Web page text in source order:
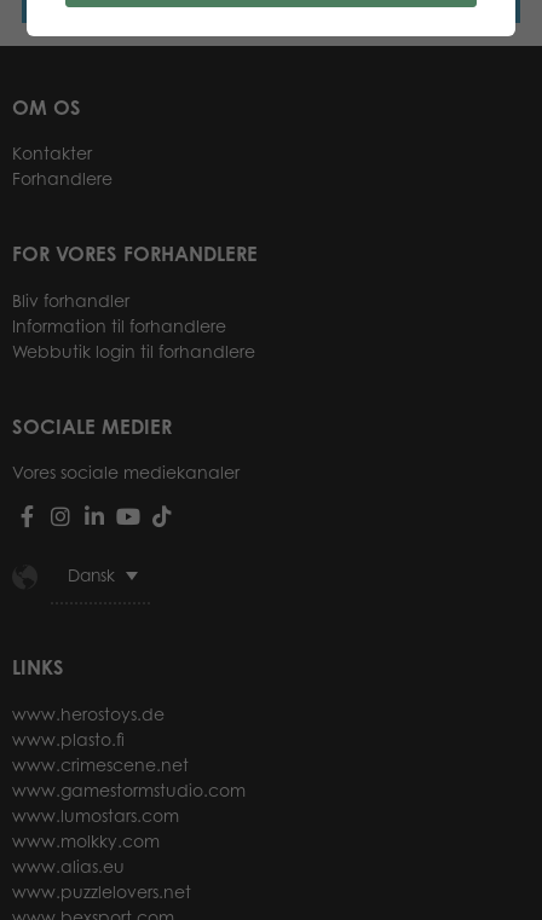
OM OS
Kontakter
Forhandlere
FOR VORES FORHANDLERE
Bliv forhandler
Information til forhandlere
Webbutik login til forhandlere
SOCIALE MEDIER
Vores sociale mediekanaler
Dansk
LINKS
www.herostoys.de
www.plasto.fi
www.crimescene.net
www.gamestormstudio.com
www.lumostars.com
www.molkky.com
www.alias.eu
www.puzzlelovers.net